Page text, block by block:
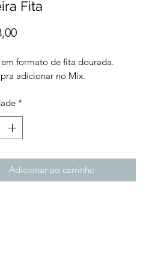
Fita
Preço
em formato de fita dourada.
adicionar no Mix.
*
Adicionar ao carrinho